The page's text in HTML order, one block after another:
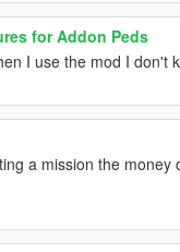
for Addon Peds
I use the mod I don't
a mission the money